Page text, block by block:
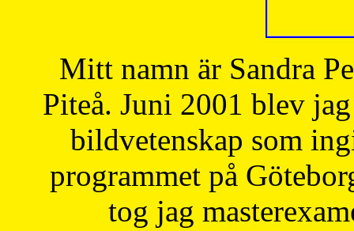
Mitt namn är Sandra
Piteå. Juni 2001 blev
bildvetenskap som
programmet på
tog jag